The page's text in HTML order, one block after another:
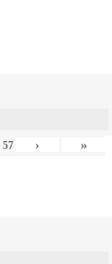
57 › »